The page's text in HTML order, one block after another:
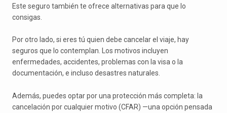
Este seguro también te ofrece alternativas para que lo
consigas.
Por otro lado, si eres tú quien debe cancelar el viaje, hay
seguros que lo contemplan. Los motivos incluyen
enfermedades, accidentes, problemas con la visa o la
documentación, e incluso desastres naturales.
Además, puedes optar por una protección más completa: la
cancelación por cualquier motivo (CFAR) —una opción pensada